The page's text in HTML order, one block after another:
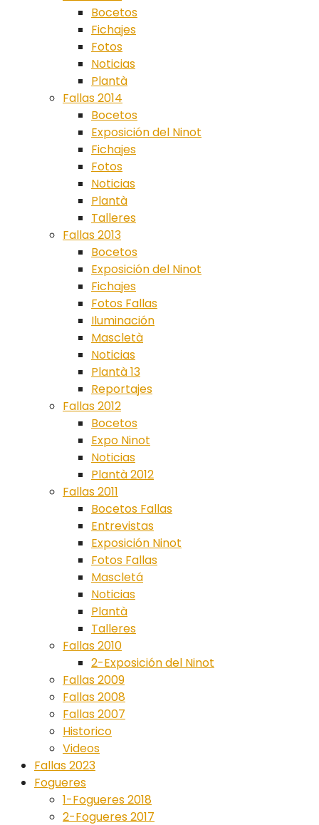
Bocetos
Fichajes
Fotos
Noticias
Plantà
Fallas 2014
Bocetos
Exposición del Ninot
Fichajes
Fotos
Noticias
Plantà
Talleres
Fallas 2013
Bocetos
Exposición del Ninot
Fichajes
Fotos Fallas
Iluminación
Mascletà
Noticias
Plantà 13
Reportajes
Fallas 2012
Bocetos
Expo Ninot
Noticias
Plantà 2012
Fallas 2011
Bocetos Fallas
Entrevistas
Exposición Ninot
Fotos Fallas
Mascletá
Noticias
Plantà
Talleres
Fallas 2010
2-Exposición del Ninot
Fallas 2009
Fallas 2008
Fallas 2007
Historico
Videos
Fallas 2023
Fogueres
1-Fogueres 2018
2-Fogueres 2017